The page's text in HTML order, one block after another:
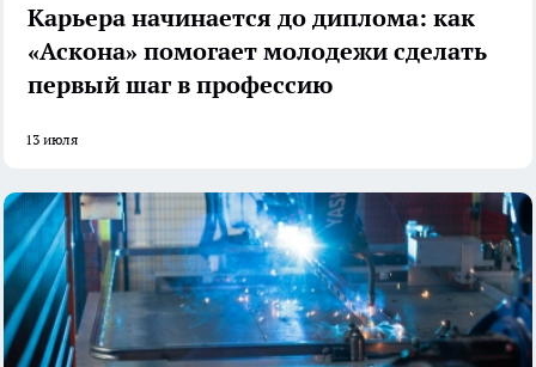
Карьера начинается до диплома: как
«Аскона» помогает молодежи сделать
первый шаг в профессию
13 июля